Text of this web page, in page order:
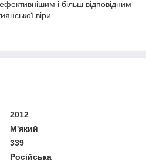
і більш відповідним
віри.
2012
М'який
339
Російська